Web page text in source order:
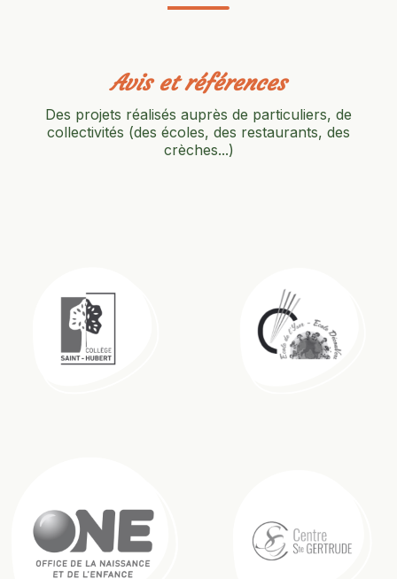
Avis et références
Des projets réalisés auprès de particuliers, de
collectivités (des écoles, des restaurants, des
crèches...)